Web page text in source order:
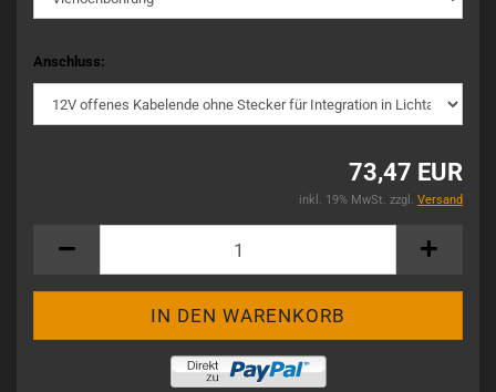
Anschluss:
73,47 EUR
inkl. 19% MwSt. zzgl. Versand